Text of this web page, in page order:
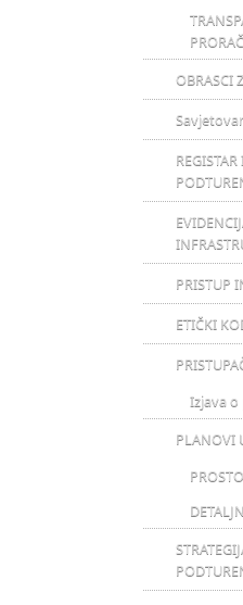
OBRASCI
PRISTUP
ETIČKI
Izjava
PLANOVI